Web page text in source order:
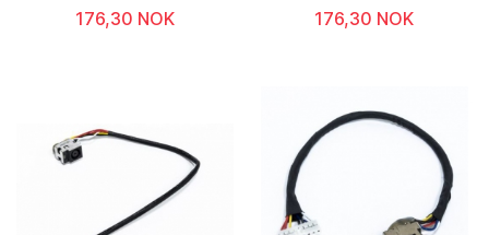
176,30 NOK 176,30 NOK